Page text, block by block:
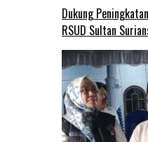
Dukung
RSUD Sultan